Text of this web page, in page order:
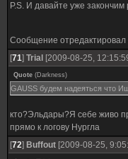
P.S. И давайте уже
Сообщение отредактировал
[71] Trial [2009-08-25,
Quote (Darkness)
GAUSS будем надеяться что
кто?Эльдары?Я себе живо
прямо к логову Нургла
[72] Buffout [2009-08-25,